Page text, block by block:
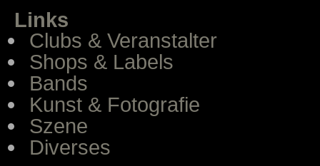
Links
Clubs & Veranstalter
Shops & Labels
Bands
Kunst & Fotografie
Szene
Diverses